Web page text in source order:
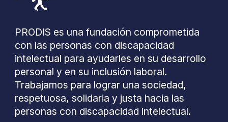
PRODIS es una fundación comprometida
con las personas con discapacidad
intelectual para ayudarles en su desarrollo
personal y en su inclusión laboral.
Trabajamos para lograr una sociedad,
respetuosa, solidaria y justa hacia las
personas con discapacidad intelectual.